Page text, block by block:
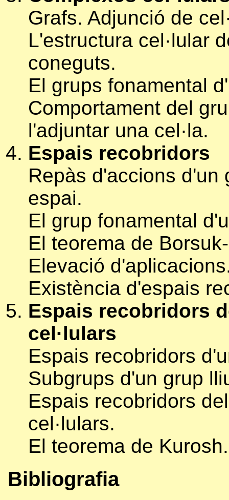
Grafs. Adjunció de
L'estructura cel·lular
coneguts.
El grups fonamental
Comportament del
l'adjuntar una cel·la.
Espais recobridors
Repàs d'accions d'un
espai.
El grup fonamental
El teorema de
Elevació
Existència d'espais
Espais recobridors
cel·lulars
Espais recobridors
Subgrups d'un grup
Espais recobridors
cel·lulars.
El teorema de Kurosh.
Bibliografia